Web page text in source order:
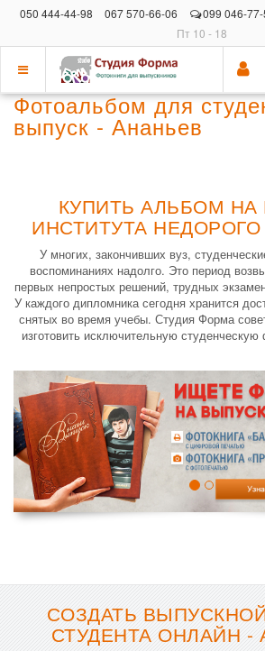
050 444-44-98 067 570-66-06 099 046-
Пт 10 - 18
Показать
меню
Фотоальбом для
выпуск - Ананьев
КУПИТЬ АЛЬБОМ
ИНСТИТУТА
У многих, закончивших вуз,
воспоминаниях надолго. Это период
первых непростых решений, трудных
У каждого дипломника сегодня хранится
снятых во время учебы. Студия Форма
изготовить исключительную
СОЗДАТЬ
СТУДЕНТА ОНЛАЙН -